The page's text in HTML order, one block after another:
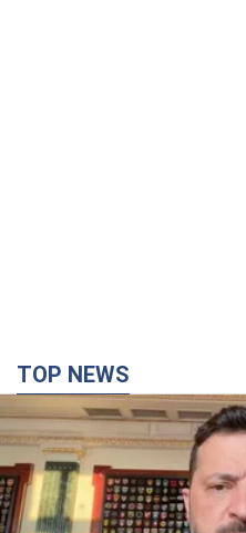
"Защита нашей жизни":
антибаллистической
санкциях против
Видео
Европейские партнеры
проекту
10 годин тому 73,4 т.